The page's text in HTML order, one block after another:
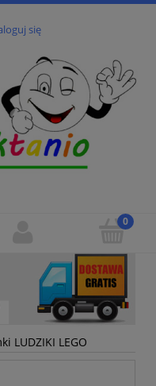
się
LUDZIKI LEGO